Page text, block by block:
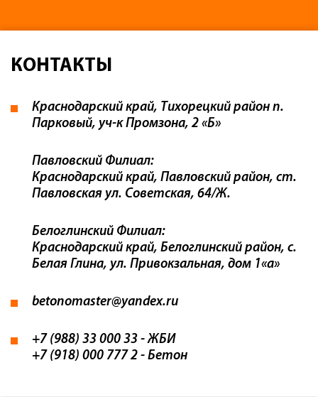
КОНТАКТЫ
Краснодарский край, Тихорецкий район п.
Парковый, уч-к Промзона, 2 «Б»
Павловский Филиал:
Краснодарский край, Павловский район, ст.
Павловская ул. Советская, 64/Ж.
Белоглинский Филиал:
Краснодарский край, Белоглинский район, с.
Белая Глина, ул. Привокзальная, дом 1«а»
betonomaster@yandex.ru
+7 (988) 33 000 33 - ЖБИ
+7 (918) 000 777 2 - Бетон